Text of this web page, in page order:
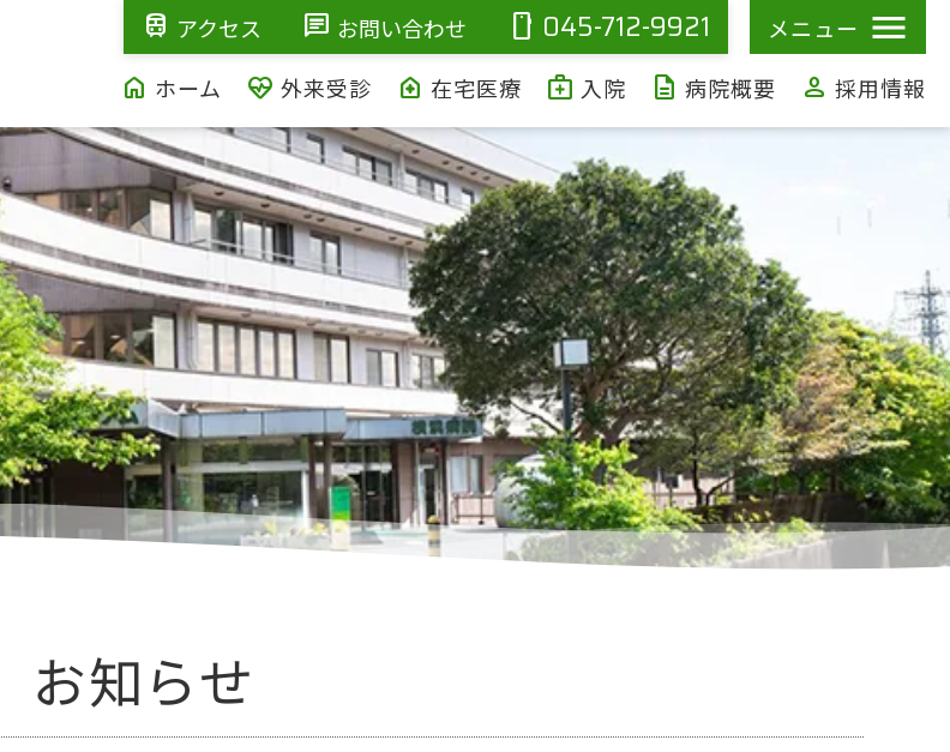
home ホーム ecg_heart 外来受診 home_health 在宅医療 medical_services 入院 description 病院概要 person 採用情報
お知らせ
train アクセス chat お問い合わせ smartphone 045-712-9921 メニュー